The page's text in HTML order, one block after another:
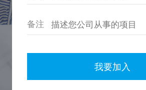
备注